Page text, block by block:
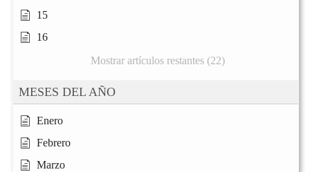
15
16
Mostrar artículos restantes (22)
MESES DEL AÑO
Enero
Febrero
Marzo